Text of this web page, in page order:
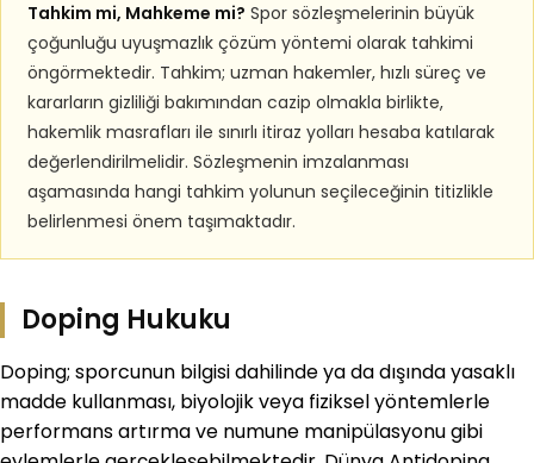
Tahkim mi, Mahkeme mi? Spor sözleşmelerinin büyük
çoğunluğu uyuşmazlık çözüm yöntemi olarak tahkimi
öngörmektedir. Tahkim; uzman hakemler, hızlı süreç ve
kararların gizliliği bakımından cazip olmakla birlikte,
hakemlik masrafları ile sınırlı itiraz yolları hesaba katılarak
değerlendirilmelidir. Sözleşmenin imzalanması
aşamasında hangi tahkim yolunun seçileceğinin titizlikle
belirlenmesi önem taşımaktadır.
Doping Hukuku
Doping; sporcunun bilgisi dahilinde ya da dışında yasaklı
madde kullanması, biyolojik veya fiziksel yöntemlerle
performans artırma ve numune manipülasyonu gibi